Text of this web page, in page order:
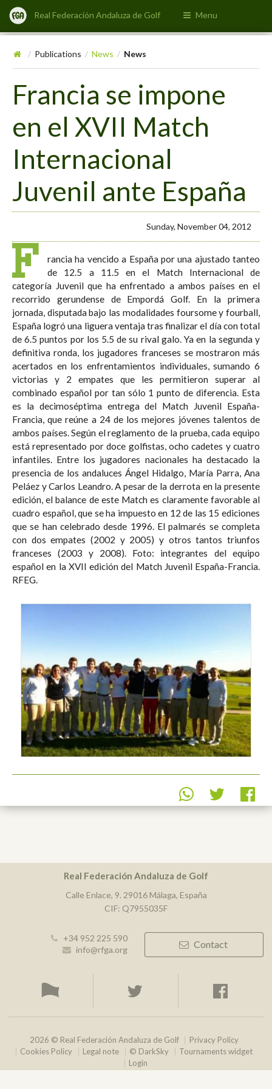
Real Federación Andaluza de Golf Menu
/ Publications / News / News
Francia se impone
en el XVII Match
Internacional
Juvenil ante España
Sunday, November 04, 2012
F
rancia ha vencido a España por una ajustado tanteo
de 12.5 a 11.5 en el Match Internacional de
categoría Juvenil que ha enfrentado a ambos países en el
recorrido gerundense de Empordá Golf. En la primera
jornada, disputada bajo las modalidades foursome y fourball,
España logró una liguera ventaja tras finalizar el día con total
de 6.5 puntos por los 5.5 de su rival galo. Ya en la segunda y
definitiva ronda, los jugadores franceses se mostraron más
acertados en los enfrentamientos individuales, sumando 6
victorias y 2 empates que les permitieron superar al
combinado español por tan sólo 1 punto de diferencia. Esta
es la decimoséptima entrega del Match Juvenil España-
Francia, que reúne a 24 de los mejores jóvenes talentos de
ambos países. Según el reglamento de la prueba, cada equipo
está representado por doce golfistas, ocho cadetes y cuatro
infantiles. Entre los jugadores nacionales ha destacado la
presencia de los andaluces Ángel Hidalgo, María Parra, Ana
Peláez y Carlos Leandro. A pesar de la derrota en la presente
edición, el balance de este Match es claramente favorable al
cuadro español, que se ha impuesto en 12 de las 15 ediciones
que se han celebrado desde 1996. El palmarés se completa
con dos empates (2002 y 2005) y otros tantos triunfos
franceses (2003 y 2008). Foto: integrantes del equipo
español en la XVII edición del Match Juvenil España-Francia.
RFEG.
Real Federación Andaluza de Golf
Calle Enlace, 9. 29016 Málaga, España
CIF: Q7955035F
+34 952 225 590
info@rfga.org
Contact
2026 © Real Federación Andaluza de Golf
Privacy Policy
Cookies Policy
Legal note © DarkSky
Tournaments widget
Login